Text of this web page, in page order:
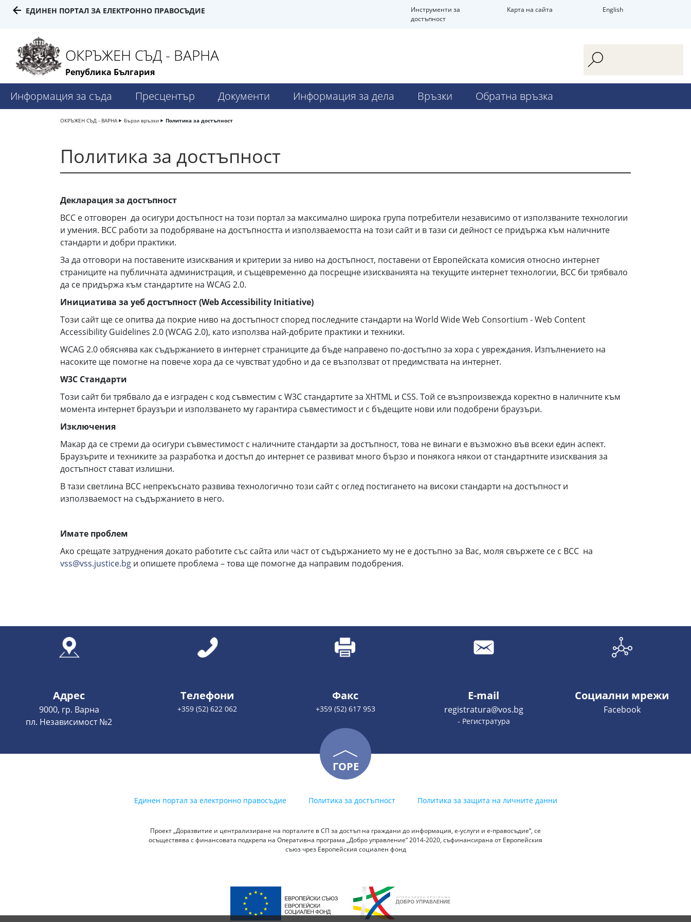
ЕДИНЕН ПОРТАЛ ЗА ЕЛЕКТРОННО ПРАВОСЪДИЕ
Инструменти за
достъпност
Карта на сайта English
ОКРЪЖЕН СЪД - ВАРНА
Република България
Информация за съда Пресцентър Документи Информация за дела Връзки Обратна връзка
ОКРЪЖЕН СЪД - ВАРНА Бързи връзки Политика за достъпност
Политика за достъпност
Декларация за достъпност
ВСС е отговорен да осигури достъпност на този портал за максимално широка група потребители независимо от използваните технологии
и умения. ВСС работи за подобряване на достъпността и използваемостта на този сайт и в тази си дейност се придържа към наличните
стандарти и добри практики.
За да отговори на поставените изисквания и критерии за ниво на достъпност, поставени от Европейската комисия относно интернет
страниците на публичната администрация, и същевременно да посрещне изискванията на текущите интернет технологии, ВСС би трябвало
да се придържа към стандартите на WCAG 2.0.
Инициатива за уеб достъпност (Web Accessibility Initiative)
Този сайт ще се опитва да покрие ниво на достъпност според последните стандарти на World Wide Web Consortium - Web Content
Accessibility Guidelines 2.0 (WCAG 2.0), като използва най-добрите практики и техники.
WCAG 2.0 обяснява как съдържанието в интернет страниците да бъде направено по-достъпно за хора с увреждания. Изпълнението на
насоките ще помогне на повече хора да се чувстват удобно и да се възползват от предимствата на интернет.
W3C Стандарти
Този сайт би трябвало да е изграден с код съвместим с W3C стандартите за XHTML и CSS. Той се възпроизвежда коректно в наличните към
момента интернет браузъри и използването му гарантира съвместимост и с бъдещите нови или подобрени браузъри.
Изключения
Макар да се стреми да осигури съвместимост с наличните стандарти за достъпност, това не винаги е възможно във всеки един аспект.
Браузърите и техниките за разработка и достъп до интернет се развиват много бързо и понякога някои от стандартните изисквания за
достъпност стават излишни.
В тази светлина ВСС непрекъснато развива технологично този сайт с оглед постигането на високи стандарти на достъпност и
използваемост на съдържанието в него.
Имате проблем
Ако срещате затруднения докато работите със сайта или част от съдържанието му не е достъпно за Вас, моля свържете се с ВСС на
vss@vss.justice.bg и опишете проблема – това ще помогне да направим подобрения.
Адрес
9000, гр. Варна
пл. Независимост №2
Телефони
+359 (52) 622 062
Факс
+359 (52) 617 953
E-mail
registratura@vos.bg
- Регистратура
Социални мрежи
Facebook
ГОРЕ
Единен портал за електронно правосъдие Политика за достъпност Политика за защита на личните данни
Проект „Доразвитие и централизиране на порталите в СП за достъп на граждани до информация, е-услуги и е-правосъдие“, се
осъществява с финансовата подкрепа на Оперативна програма „Добро управление“ 2014-2020, съфинансирана от Европейския
съюз чрез Европейския социален фонд